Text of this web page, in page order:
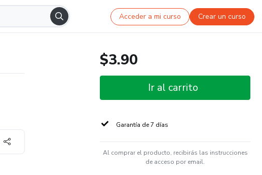
Acceder a mi curso Crear un curso
$3.90
Ir al carrito
Garantía de 7 días
Al comprar el producto, recibirás las instrucciones
de acceso por email.